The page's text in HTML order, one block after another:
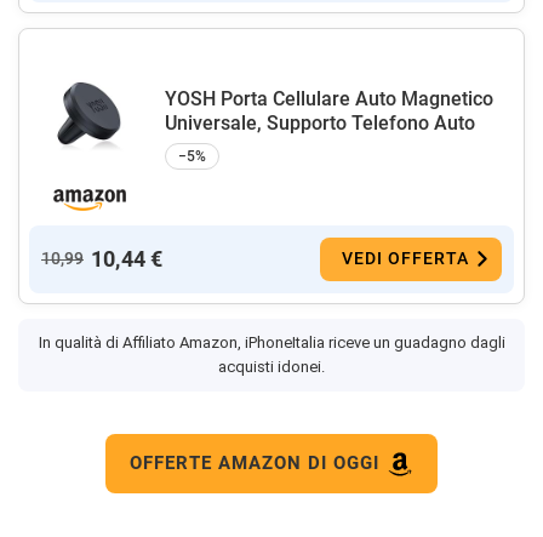
YOSH Porta Cellulare Auto Magnetico
Universale, Supporto Telefono Auto
−5%
10,99 10,44 € VEDI OFFERTA
In qualità di Affiliato Amazon, iPhoneItalia riceve un guadagno dagli
acquisti idonei.
OFFERTE AMAZON DI OGGI